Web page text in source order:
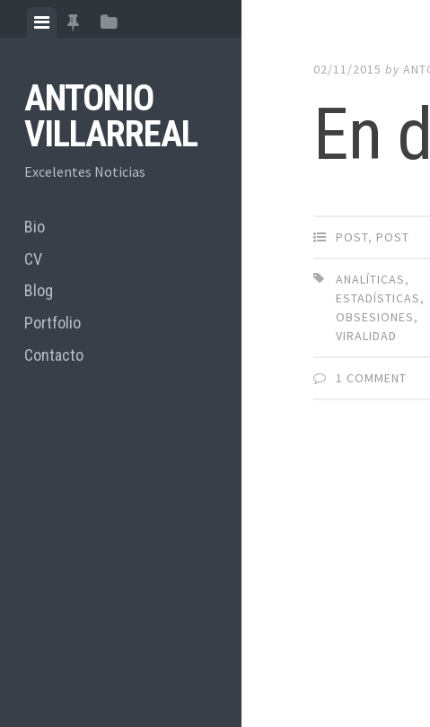
ViewView View
ANTONIO
VILLARREAL
Excelentes Noticias
Bio
CV
Blog
Portfolio
Contacto
02/11/2015 by
En
POST, POST
ANALÍTICAS,
ESTADÍSTICAS,
OBSESIONES,
VIRALIDAD
1 COMMENT